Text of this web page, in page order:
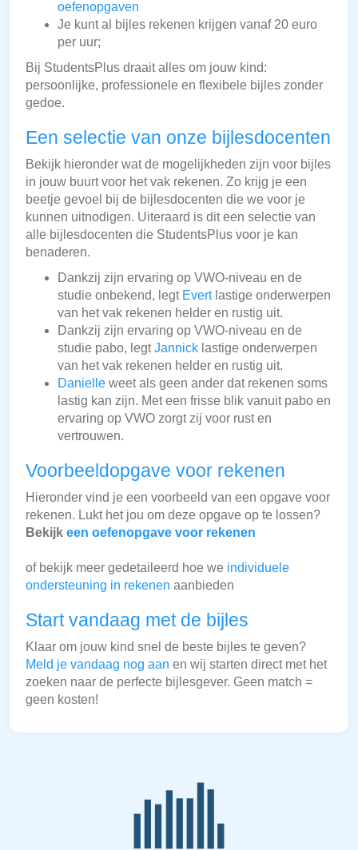
oefenopgaven
Je kunt al bijles rekenen krijgen vanaf 20 euro
per uur;
Bij StudentsPlus draait alles om jouw kind:
persoonlijke, professionele en flexibele bijles zonder
gedoe.
Een selectie van onze bijlesdocenten
Bekijk hieronder wat de mogelijkheden zijn voor bijles
in jouw buurt voor het vak rekenen. Zo krijg je een
beetje gevoel bij de bijlesdocenten die we voor je
kunnen uitnodigen. Uiteraard is dit een selectie van
alle bijlesdocenten die StudentsPlus voor je kan
benaderen.
Dankzij zijn ervaring op VWO-niveau en de
studie onbekend, legt Evertlastige onderwerpen
van het vak rekenen helder en rustig uit.
Dankzij zijn ervaring op VWO-niveau en de
studie pabo, legtJannick lastige onderwerpen
van het vak rekenen helder en rustig uit.
Danielle weet als geen ander dat rekenen soms
lastig kan zijn. Met een frisse blik vanuit pabo en
ervaring op VWO zorgt zij voor rust en
vertrouwen.
Voorbeeldopgave voor rekenen
Hieronder vind je een voorbeeld van een opgave voor
rekenen. Lukt het jou om deze opgave op te lossen?
Bekijk een oefenopgave voor rekenen
of bekijk meer gedetaileerd hoe we individuele
ondersteuning in rekenen aanbieden
Start vandaag met de bijles
Klaar om jouw kind snel de beste bijles te geven?
Meld je vandaag nog aan en wij starten direct met het
zoeken naar de perfecte bijlesgever. Geen match =
geen kosten!